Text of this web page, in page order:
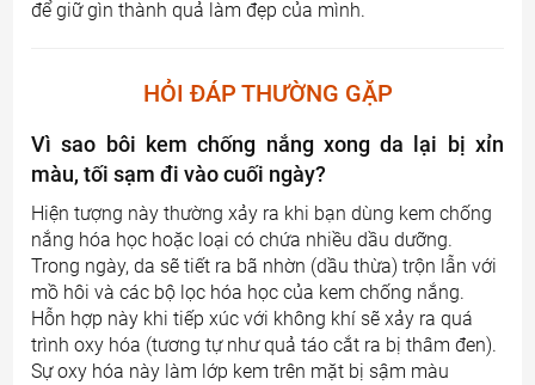
để giữ gìn thành quả làm đẹp của mình.
HỎI ĐÁP THƯỜNG GẶP
Vì sao bôi kem chống nắng xong da lại bị xỉn
màu, tối sạm đi vào cuối ngày?
Hiện tượng này thường xảy ra khi bạn dùng kem chống
nắng hóa học hoặc loại có chứa nhiều dầu dưỡng.
Trong ngày, da sẽ tiết ra bã nhờn (dầu thừa) trộn lẫn với
mồ hôi và các bộ lọc hóa học của kem chống nắng.
Hỗn hợp này khi tiếp xúc với không khí sẽ xảy ra quá
trình oxy hóa (tương tự như quả táo cắt ra bị thâm đen).
Sự oxy hóa này làm lớp kem trên mặt bị sậm màu